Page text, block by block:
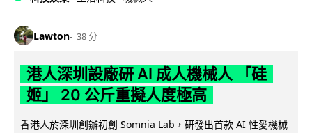
Lawton 38 分
港人深圳設廠研 AI 成人機械人 「硅
姬」 20 公斤重擬人度極高
香港人於深圳創辦初創 Somnia Lab，研發出首款 AI 性愛機械